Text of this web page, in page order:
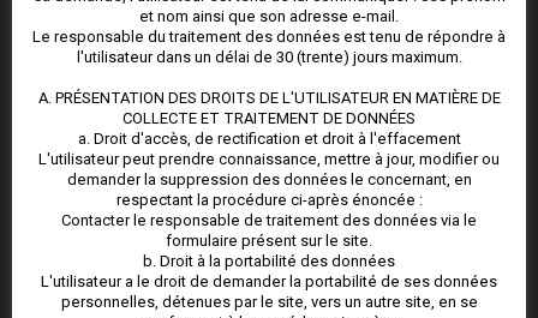
DERNIÈRES ACTUALITÉS
et nom ainsi que son adresse e-mail.
Le responsable du traitement des données est tenu de répondre à
l'utilisateur dans un délai de 30 (trente) jours maximum.
A. PRÉSENTATION DES DROITS DE L'UTILISATEUR EN MATIÈRE DE
COLLECTE ET TRAITEMENT DE DONNÉES
a. Droit d'accès, de rectification et droit à l'effacement
L'utilisateur peut prendre connaissance, mettre à jour, modifier ou
demander la suppression des données le concernant, en
respectant la procédure ci-après énoncée :
Contacter le responsable de traitement des données via le
formulaire présent sur le site.
b. Droit à la portabilité des données
L'utilisateur a le droit de demander la portabilité de ses données
personnelles, détenues par le site, vers un autre site, en se